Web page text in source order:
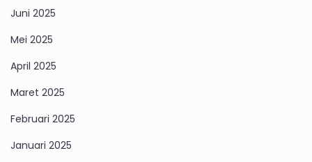
Juni 2025
Mei 2025
April 2025
Maret 2025
Februari 2025
Januari 2025